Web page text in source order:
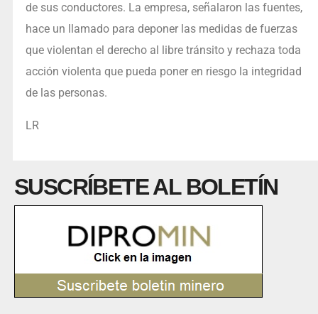
de sus conductores. La empresa, señalaron las fuentes,
hace un llamado para deponer las medidas de fuerzas
que violentan el derecho al libre tránsito y rechaza toda
acción violenta que pueda poner en riesgo la integridad
de las personas.
LR
SUSCRÍBETE AL BOLETÍN